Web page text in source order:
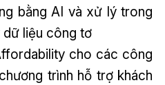
bằng AI và xử lý trong
dữ liệu công tơ
cho các công
trình hỗ trợ khách